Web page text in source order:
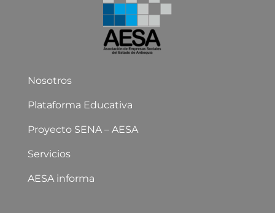
Nosotros
Plataforma Educativa
Proyecto SENA – AESA
Servicios
AESA informa